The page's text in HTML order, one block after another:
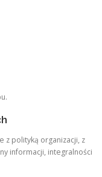
z polityką organizacji, z
informacji, integralności